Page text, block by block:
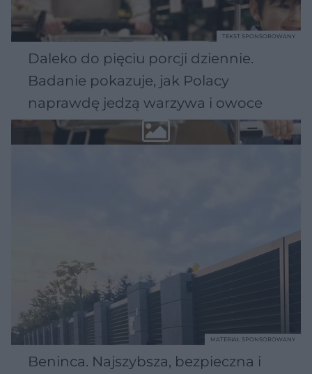
Daleko do pięciu porcji dziennie.
Badanie pokazuje, jak Polacy
naprawdę jedzą warzywa i owoce
TEKST SPONSOROWANY
Beninca. Najszybsza, bezpieczna i
MATERIAŁ SPONSOROWANY